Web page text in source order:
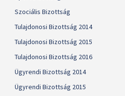
Szociális Bizottság
Tulajdonosi Bizottság 2014
Tulajdonosi Bizottság 2015
Tulajdonosi Bizottság 2016
Ügyrendi Bizottság 2014
Ügyrendi Bizottság 2015